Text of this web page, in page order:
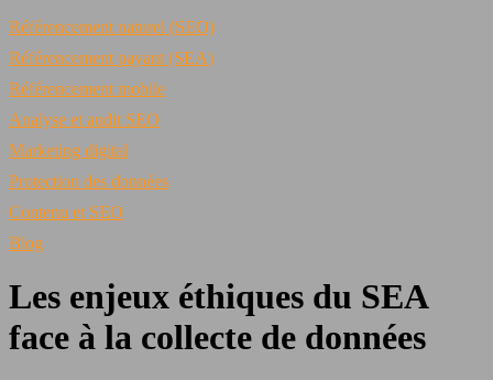
Référencement naturel (SEO)
Référencement payant (SEA)
Référencement mobile
Analyse et audit SEO
Marketing digital
Protection des données
Contenu et SEO
Blog
Les enjeux éthiques du SEA
face à la collecte de données